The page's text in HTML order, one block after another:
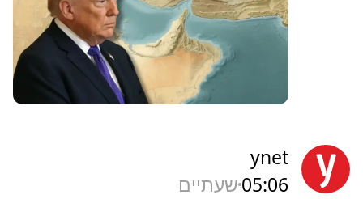
ynet
05:06שעתיים